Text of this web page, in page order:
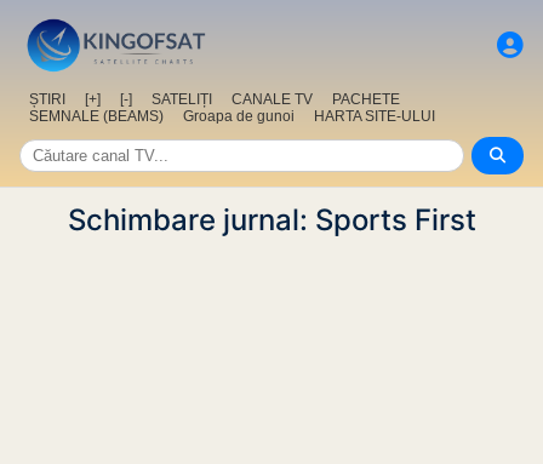
ȘTIRI [+] [-] SATELIȚI CANALE TV
PACHETE
SEMNALE (BEAMS)
Groapa de gunoi HARTA SITE-ULUI
Schimbare jurnal: Sports First